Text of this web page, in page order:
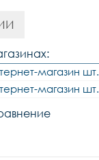
магазин шт.
магазин шт.